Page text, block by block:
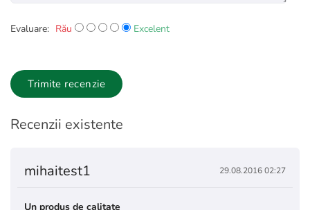
Evaluare: Rău Excelent
Trimite recenzie
Recenzii existente
Un produs de calitate
mihaitest1 29.08.2016 02:27